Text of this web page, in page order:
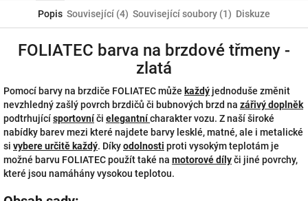
Popis Související (4) Související soubory (1) Diskuze
FOLIATEC barva na brzdové třmeny -
zlatá
Pomocí barvy na brzdiče FOLIATEC může každý jednoduše změnit
nevzhledný zašlý povrch brzdičů či bubnových brzd na zářivý doplněk
podtrhujícísportovníči elegantnícharakter vozu. Z naší široké
nabídky barev mezi které najdete barvy lesklé, matné, ale i metalické
si vybere určitě každý. Díkyodolnosti proti vysokým teplotám je
možné barvu FOLIATEC použít také na motorové dílyči jiné povrchy,
které jsou namáhány vysokou teplotou.